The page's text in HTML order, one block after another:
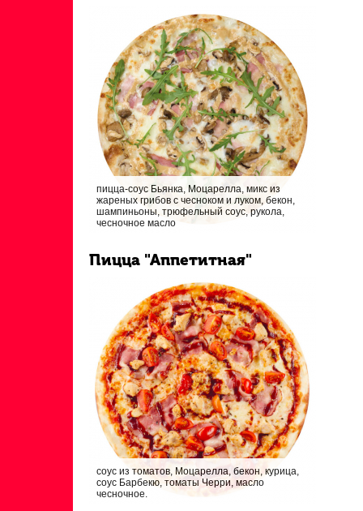
пицца-соус Бьянка, Моцарелла, микс из
жареных грибов с чесноком и луком, бекон,
шампиньоны, трюфельный соус, рукола,
чесночное масло
Пицца "Аппетитная"
соус из томатов, Моцарелла, бекон, курица,
соус Барбекю, томаты Черри, масло
чесночное.